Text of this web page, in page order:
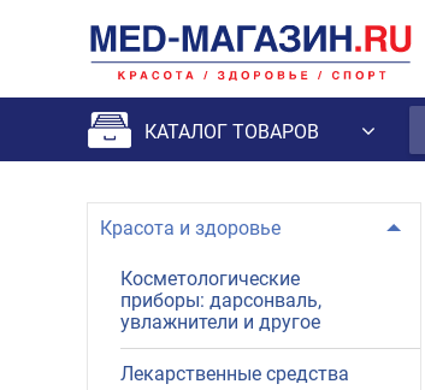
КАТАЛОГ ТОВАРОВ
Красота и здоровье
Косметологические
приборы: дарсонваль,
увлажнители и другое
Лекарственные средства